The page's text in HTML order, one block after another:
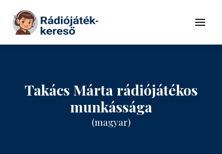
Tovább a tartalomhoz
Menü
Takács Márta rádiójátékos
munkássága
(magyar)